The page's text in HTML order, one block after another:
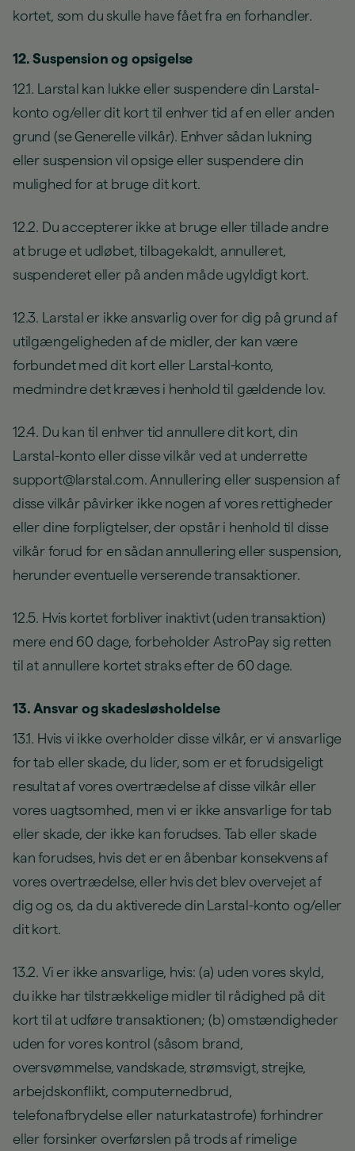
kortet, som du skulle have fået fra en forhandler.
12. Suspension og opsigelse
12.1. Larstal kan lukke eller suspendere din Larstal-
konto og/eller dit kort til enhver tid af en eller anden
grund (se Generelle vilkår). Enhver sådan lukning
eller suspension vil opsige eller suspendere din
mulighed for at bruge dit kort.
12.2. Du accepterer ikke at bruge eller tillade andre
at bruge et udløbet, tilbagekaldt, annulleret,
suspenderet eller på anden måde ugyldigt kort.
12.3. Larstal er ikke ansvarlig over for dig på grund af
utilgængeligheden af de midler, der kan være
forbundet med dit kort eller Larstal-konto,
medmindre det kræves i henhold til gældende lov.
12.4. Du kan til enhver tid annullere dit kort, din
Larstal-konto eller disse vilkår ved at underrette
support@larstal.com. Annullering eller suspension af
disse vilkår påvirker ikke nogen af vores rettigheder
eller dine forpligtelser, der opstår i henhold til disse
vilkår forud for en sådan annullering eller suspension,
herunder eventuelle verserende transaktioner.
12.5. Hvis kortet forbliver inaktivt (uden transaktion)
mere end 60 dage, forbeholder AstroPay sig retten
til at annullere kortet straks efter de 60 dage.
13. Ansvar og skadesløsholdelse
13.1. Hvis vi ikke overholder disse vilkår, er vi ansvarlige
for tab eller skade, du lider, som er et forudsigeligt
resultat af vores overtrædelse af disse vilkår eller
vores uagtsomhed, men vi er ikke ansvarlige for tab
eller skade, der ikke kan forudses. Tab eller skade
kan forudses, hvis det er en åbenbar konsekvens af
vores overtrædelse, eller hvis det blev overvejet af
dig og os, da du aktiverede din Larstal-konto og/eller
dit kort.
13.2. Vi er ikke ansvarlige, hvis: (a) uden vores skyld,
du ikke har tilstrækkelige midler til rådighed på dit
kort til at udføre transaktionen; (b) omstændigheder
uden for vores kontrol (såsom brand,
oversvømmelse, vandskade, strømsvigt, strejke,
arbejdskonflikt, computernedbrud,
telefonafbrydelse eller naturkatastrofe) forhindrer
eller forsinker overførslen på trods af rimelige